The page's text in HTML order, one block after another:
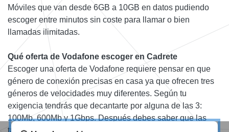
Móviles que van desde 6GB a 10GB en datos pudiendo
escoger entre minutos sin coste para llamar o bien
llamadas ilimitadas.
Qué oferta de Vodafone escoger en Cadrete
Escoger una oferta de Vodafone requiere pensar en que
género de conexión precisas en casa ya que ofrecen tres
géneros de velocidades muy diferentes. Según tu
exigencia tendrás que decantarte por alguna de las 3:
100Mb, 600Mb y 1Gbps. Después debes saber que las
tarifas Móvileses pueden incluir dos Móvileses y llevan a